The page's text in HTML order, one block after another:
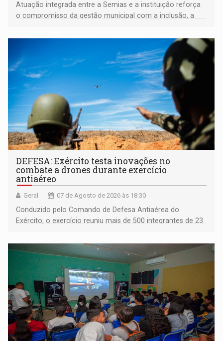
Atuação integrada entre a Semias e a instituição reforça
o compromisso da gestão municipal com a inclusão, a
DEFESA: Exército testa inovações no
combate a drones durante exercício
antiaéreo
Geral 07 de Agosto de 2026 às 18:30
Conduzido pelo Comando de Defesa Antiaérea do
Exército, o exercício reuniu mais de 500 integrantes de 23